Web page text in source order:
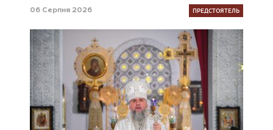
06 Серпня 2026 ПРЕДСТОЯТЕЛЬ